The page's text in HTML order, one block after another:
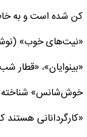
کن شده است و به
«نیت‌های خوب»
«بینوایان»، «قطار
خوش‌شانس»
«کارگردانانی